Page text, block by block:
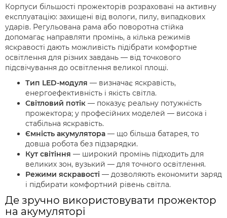
Корпуси більшості прожекторів розраховані на активну
експлуатацію: захищені від вологи, пилу, випадкових
ударів. Регульована рама або поворотна стійка
допомагає направляти промінь, а кілька режимів
яскравості дають можливість підібрати комфортне
освітлення для різних завдань — від точкового
підсвічування до освітлення великої площі.
Тип LED-модуля — визначає яскравість,
енергоефективність і якість світла.
Світловий потік — показує реальну потужність
прожектора; у професійних моделей — висока і
стабільна яскравість.
Ємність акумулятора — що більша батарея, то
довша робота без підзарядки.
Кут світіння — широкий промінь підходить для
великих зон, вузький — для точного освітлення.
Режими яскравості — дозволяють економити заряд
і підбирати комфортний рівень світла.
Де зручно використовувати прожектор
на акумуляторі